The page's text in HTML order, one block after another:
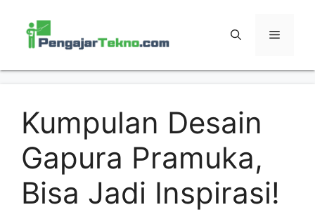
content
MENU
Kumpulan Desain
Gapura Pramuka,
Bisa Jadi Inspirasi!